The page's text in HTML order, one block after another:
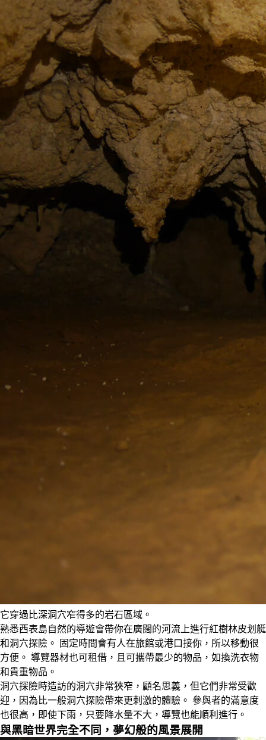
它穿過比深洞穴窄得多的岩石區域。
熟悉西表島自然的導遊會帶你在廣闊的河流上進行紅樹林皮划艇
和洞穴探險。 固定時間會有人在旅館或港口接你，所以移動很
方便。 導覽器材也可租借，且可攜帶最少的物品，如換洗衣物
和貴重物品。
洞穴探險時造訪的洞穴非常狹窄，顧名思義，但它們非常受歡
迎，因為比一般洞穴探險帶來更刺激的體驗。 參與者的滿意度
也很高，即使下雨，只要降水量不大，導覽也能順利進行。
與黑暗世界完全不同，夢幻般的風景展開